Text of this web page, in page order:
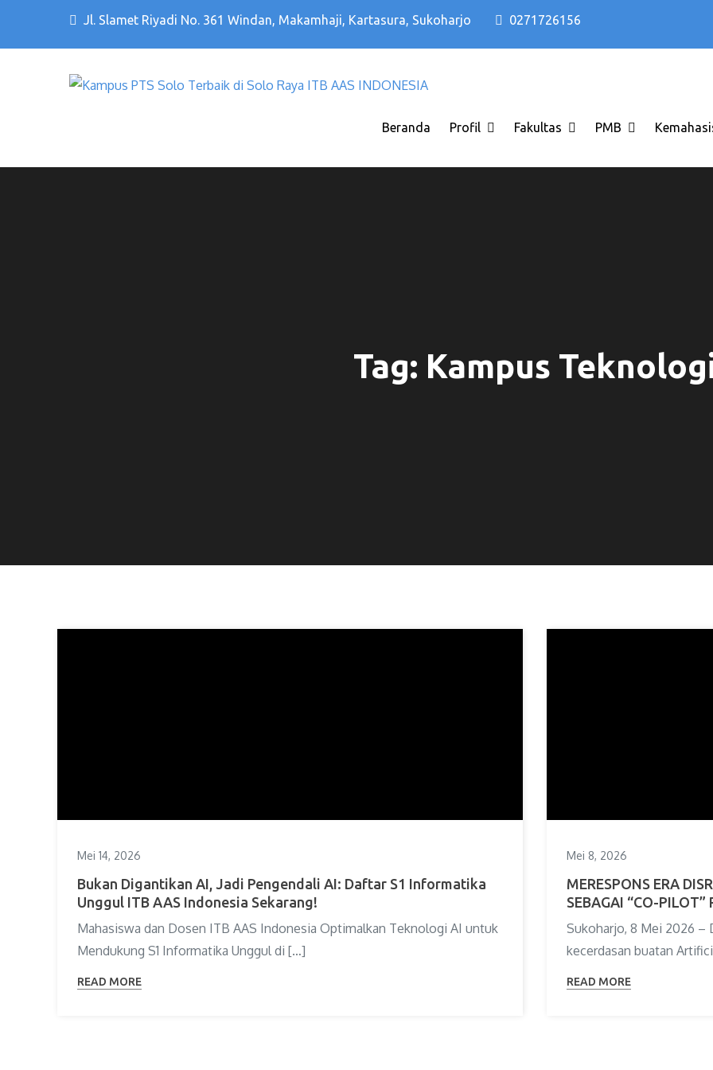
Jl. Slamet Riyadi No. 361 Windan, Makamhaji, Kartasura, Sukoharjo 0271726156
INDONESIA
Beranda Profil Fakultas PMB
Tag: Kampus
Mei 14, 2026
Bukan Digantikan AI, Jadi Pengendali AI: Daftar S1 Informatika
Unggul ITB AAS Indonesia Sekarang!
Mahasiswa dan Dosen ITB AAS Indonesia Optimalkan Teknologi AI untuk
Mendukung S1 Informatika Unggul di […]
READ MORE
Mei 8, 2026
MERESPONS ERA
SEBAGAI “CO-
Sukoharjo, 8 Mei 2026 –
kecerdasan buatan
READ MORE